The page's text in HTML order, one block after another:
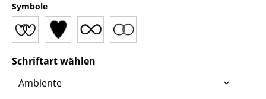
Symbole
Schriftart wählen